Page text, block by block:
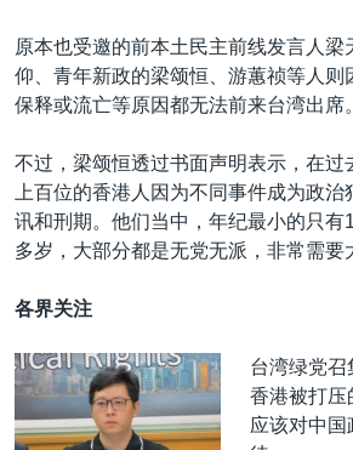
原本也受邀的前本土民主前线发言人梁
仰、青年新政的梁颂恒、游蕙祯等人则
保释或流亡等原因都无法前来台湾出席。
不过，梁颂恒透过书面声明表示，在过
上百位的香港人因为不同事件成为政
讯和刑期。他们当中，年纪最小的只有
多岁，大部分都是无党无派，非常需要
各界关注
台湾绿党召
香港被打压
应该对中国